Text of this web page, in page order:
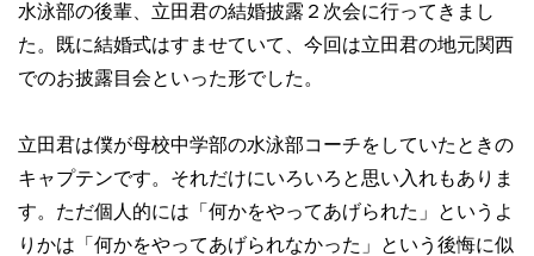
水泳部の後輩、立田君の結婚披露２次会に行ってきまし
た。既に結婚式はすませていて、今回は立田君の地元関西
でのお披露目会といった形でした。
立田君は僕が母校中学部の水泳部コーチをしていたときの
キャプテンです。それだけにいろいろと思い入れもありま
す。ただ個人的には「何かをやってあげられた」というよ
りかは「何かをやってあげられなかった」という後悔に似